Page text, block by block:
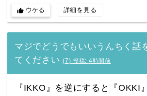
thumb_up ウケる 詳細を見る
マジでどうでもいいうんちく話
てください (7)投稿: 4時間前
『IKKO』を逆にすると『OKKI